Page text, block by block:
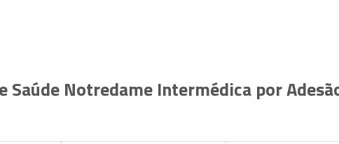
Saúde Notredame Intermédica por